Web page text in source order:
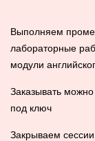
Выполняем
лабораторные
модули
Заказывать
под ключ
Закрываем